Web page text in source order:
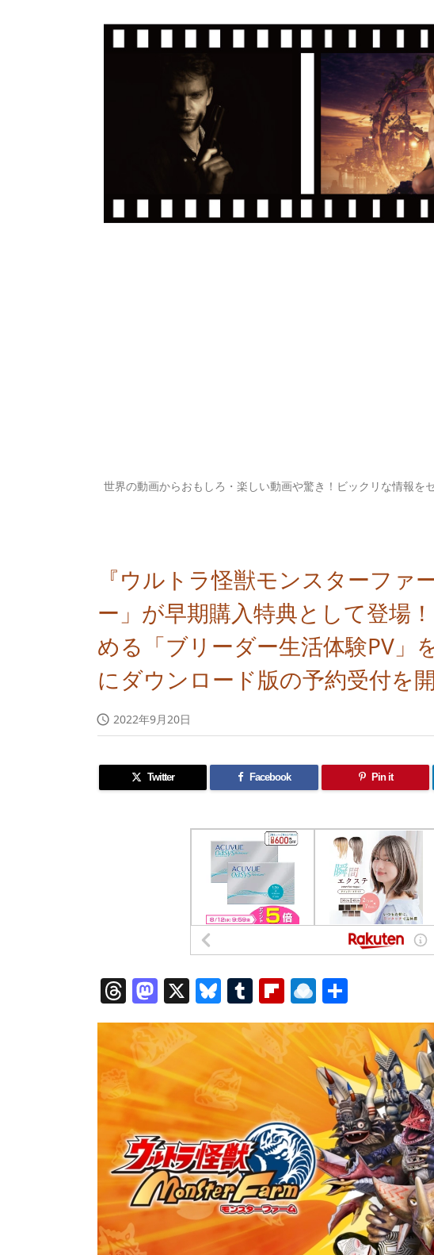
世界の動画からおもしろ・楽しい動画や驚き！ビックリな情報を
『ウルトラ怪獣モンスターファ
ー」が早期購入特典として登場
める「ブリーダー生活体験PV」
にダウンロード版の予約受付を開
 2022年9月20日
Twitter Facebook Pin it
T
h
re
a
d
s
M
a
st
o
d
o
n
X Bl
u
e
sk
y
T
u
m
bl
Fl
ip
b
o
d
R
ai
d
ro
p.
io
有